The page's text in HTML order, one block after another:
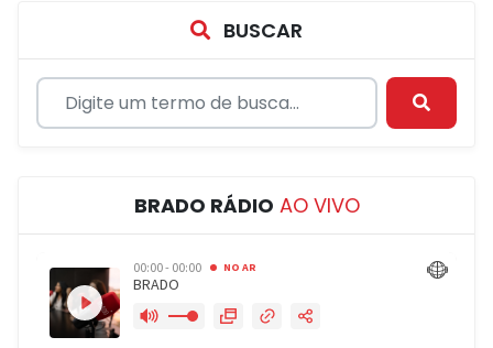
BUSCAR
BRADO RÁDIO AO VIVO